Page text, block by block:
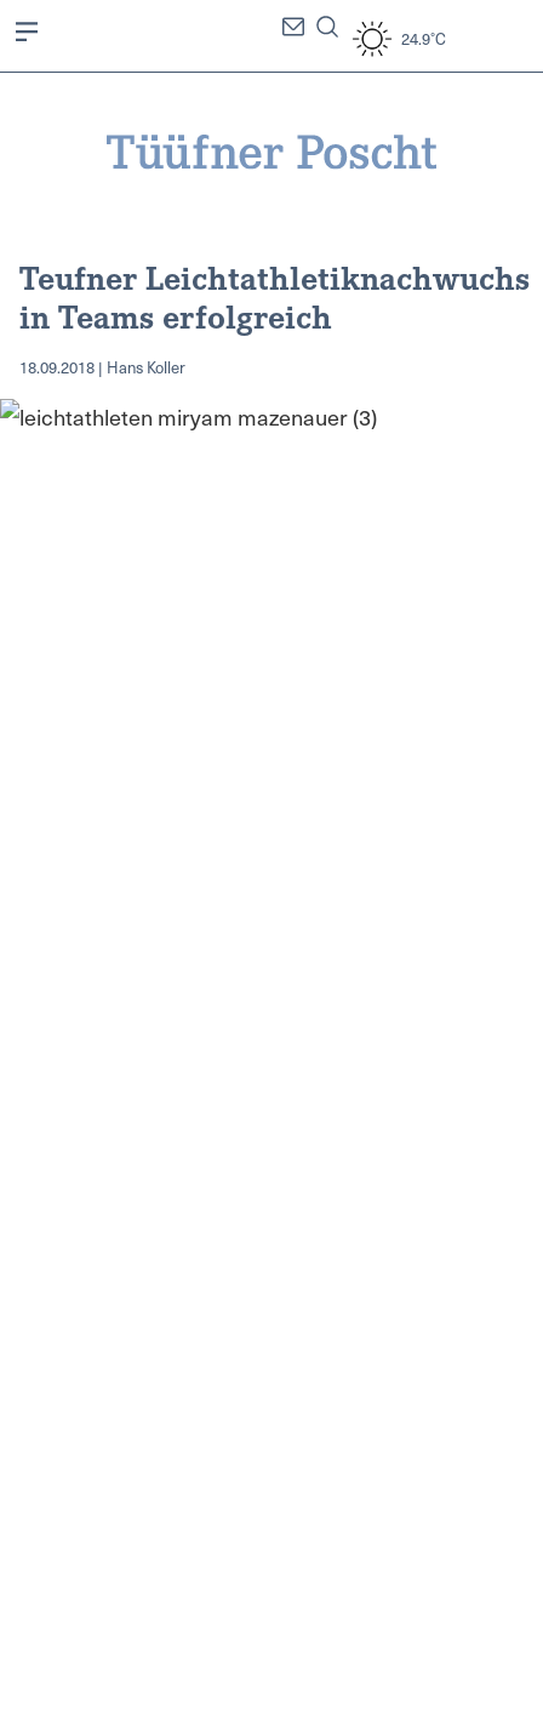
24.9°C
Teufner Leichtathletiknachwuchs
in Teams erfolgreich
18.09.2018 | Hans Koller